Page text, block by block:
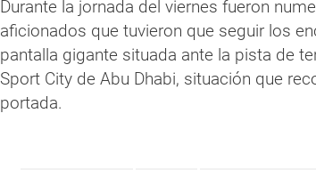
Durante la jornada del viernes fueron
aficionados que tuvieron que seguir los
pantalla gigante situada ante la pista de
Sport City de Abu Dhabi, situación que
portada.